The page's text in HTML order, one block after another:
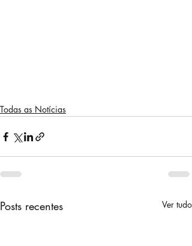
Todas as Notícias
Posts recentes Ver tudo